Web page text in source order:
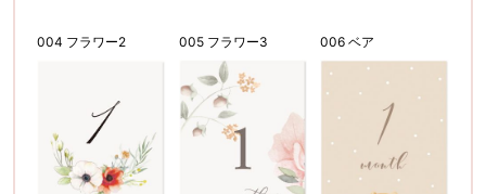
004 フラワー2 005 フラワー3 006 ベア